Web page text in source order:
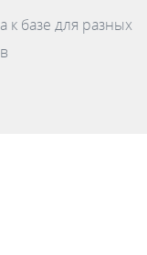
к базе для разных